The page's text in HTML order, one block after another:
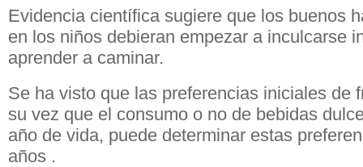
Evidencia científica sugiere que los buenos
en los niños debieran empezar a inculcarse
aprender a caminar.
Se ha visto que las preferencias iniciales de
su vez que el consumo o no de bebidas
año de vida, puede determinar estas
años .